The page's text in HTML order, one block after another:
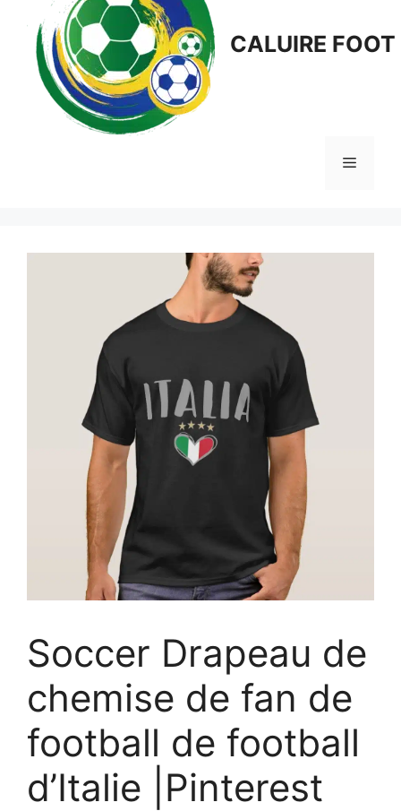
CALUIRE FOOT
Menu
Soccer Drapeau de
chemise de fan de
football de football
d’Italie |Pinterest